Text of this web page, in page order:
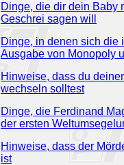
Dinge, die dir dein Baby
Geschrei sagen will
Dinge, in denen sich die
Ausgabe von Monopoly
Hinweise, dass du
wechseln solltest
Dinge, die Ferdinand
der ersten
Hinweise, dass der
ist